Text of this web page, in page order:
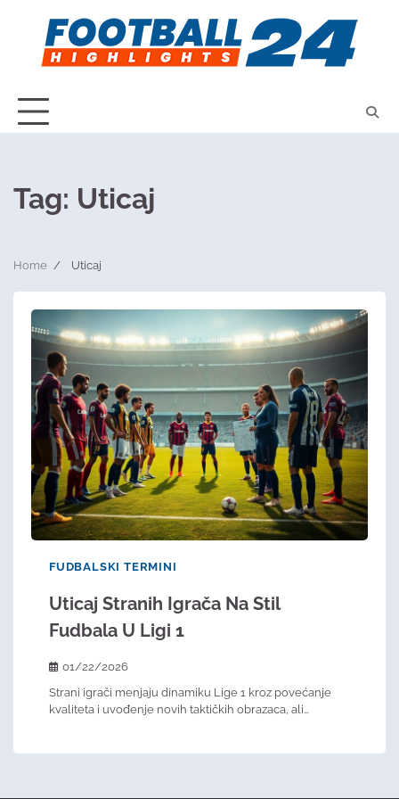
content
Tag: Uticaj
Home Uticaj
FUDBALSKI TERMINI
Uticaj Stranih Igrača Na Stil
Fudbala U Ligi 1
01/22/2026
Strani igrači menjaju dinamiku Lige 1 kroz povećanje
kvaliteta i uvođenje novih taktičkih obrazaca, ali…